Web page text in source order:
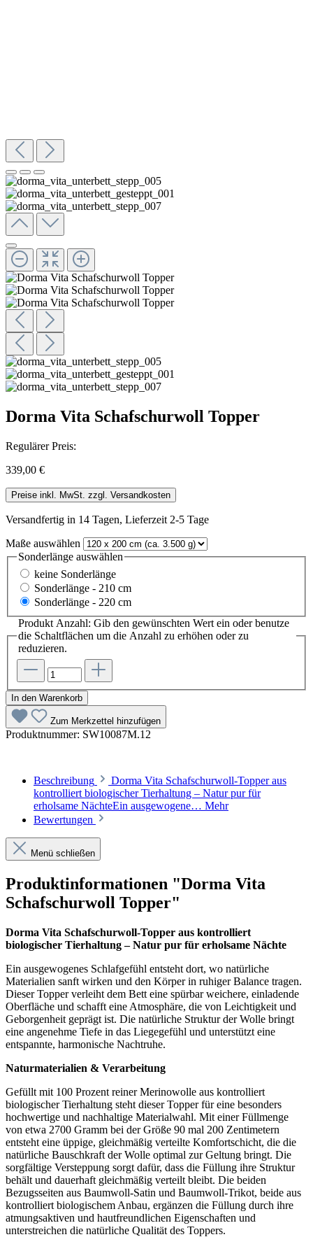
Dorma Vita Schafschurwoll Topper
Regulärer Preis:
339,00 €
Preise inkl. MwSt. zzgl. Versandkosten
Versandfertig in 14 Tagen, Lieferzeit 2-5 Tage
Maße auswählen
Sonderlänge auswählen
keine Sonderlänge
Sonderlänge - 210 cm
Sonderlänge - 220 cm
Produkt Anzahl: Gib den gewünschten Wert ein oder benutze
die Schaltflächen um die Anzahl zu erhöhen oder zu
reduzieren.
In den Warenkorb
Zum Merkzettel hinzufügen
Produktnummer: SW10087M.12
Beschreibung
Dorma Vita Schafschurwoll-Topper aus
kontrolliert biologischer Tierhaltung – Natur pur für
erholsame NächteEin ausgewogene… Mehr
Bewertungen
Menü schließen
Produktinformationen "Dorma Vita
Schafschurwoll Topper"
Dorma Vita Schafschurwoll-Topper aus kontrolliert
biologischer Tierhaltung – Natur pur für erholsame Nächte
Ein ausgewogenes Schlafgefühl entsteht dort, wo natürliche
Materialien sanft wirken und den Körper in ruhiger Balance tragen.
Dieser Topper verleiht dem Bett eine spürbar weichere, einladende
Oberfläche und schafft eine Atmosphäre, die von Leichtigkeit und
Geborgenheit geprägt ist. Die natürliche Struktur der Wolle bringt
eine angenehme Tiefe in das Liegegefühl und unterstützt eine
entspannte, harmonische Nachtruhe.
Naturmaterialien & Verarbeitung
Gefüllt mit 100 Prozent reiner Merinowolle aus kontrolliert
biologischer Tierhaltung steht dieser Topper für eine besonders
hochwertige und nachhaltige Materialwahl. Mit einer Füllmenge
von etwa 2700 Gramm bei der Größe 90 mal 200 Zentimetern
entsteht eine üppige, gleichmäßig verteilte Komfortschicht, die die
natürliche Bauschkraft der Wolle optimal zur Geltung bringt. Die
sorgfältige Versteppung sorgt dafür, dass die Füllung ihre Struktur
behält und dauerhaft gleichmäßig verteilt bleibt. Die beiden
Bezugsseiten aus Baumwoll-Satin und Baumwoll-Trikot, beide aus
kontrolliert biologischem Anbau, ergänzen die Füllung durch ihre
atmungsaktiven und hautfreundlichen Eigenschaften und
unterstreichen die natürliche Qualität des Toppers.